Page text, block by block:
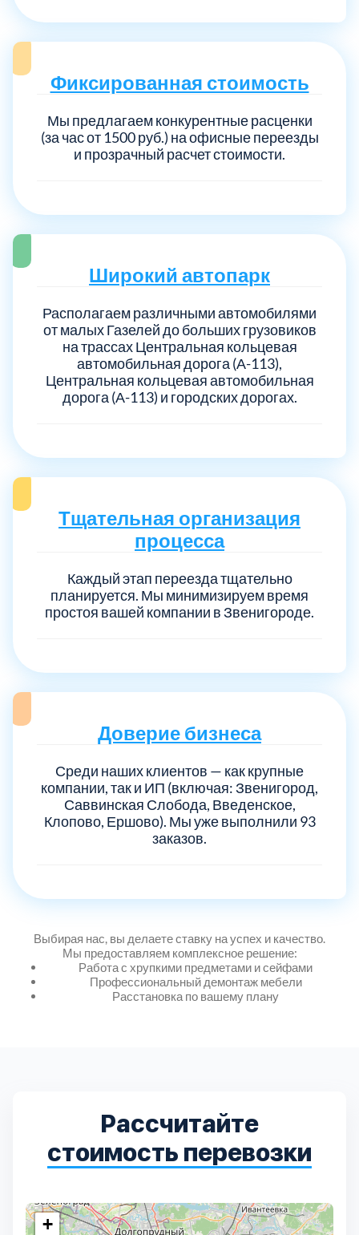
Фиксированная стоимость
Мы предлагаем конкурентные расценки
(за час от 1500 руб.) на офисные переезды
и прозрачный расчет стоимости.
Широкий автопарк
Располагаем различными автомобилями
от малых Газелей до больших грузовиков
на трассах Центральная кольцевая
автомобильная дорога (А-113),
Центральная кольцевая автомобильная
дорога (А-113) и городских дорогах.
Тщательная организация
процесса
Каждый этап переезда тщательно
планируется. Мы минимизируем время
простоя вашей компании в Звенигороде.
Доверие бизнеса
Среди наших клиентов — как крупные
компании, так и ИП (включая: Звенигород,
Саввинская Слобода, Введенское,
Клопово, Ершово). Мы уже выполнили 93
заказов.
Выбирая нас, вы делаете ставку на успех и качество.
Мы предоставляем комплексное решение:
Работа с хрупкими предметами и сейфами
Профессиональный демонтаж мебели
Расстановка по вашему плану
Рассчитайте
стоимость перевозки
+
Выберите город:
Балашиха 5
Богородский
Волоколамский
Воскресенский
Домодедовский
Истринский